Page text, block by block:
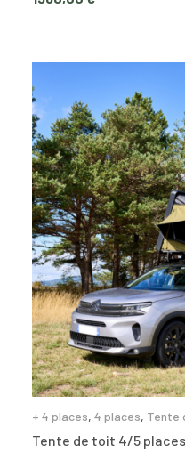
+ 4 places, 4 places, Tente
Tente de toit 4/5 places